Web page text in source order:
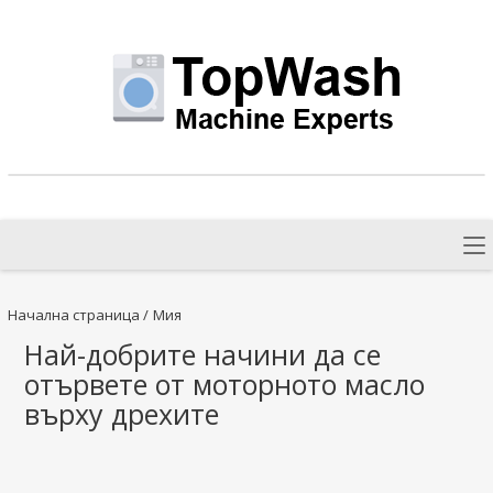
Начална страница / Мия
Най-добрите начини да се
отървете от моторното масло
върху дрехите